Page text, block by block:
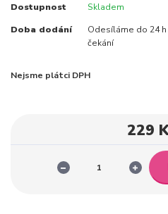
Dostupnost Skladem
Doba dodání
Odesíláme do 24 h
čekání
Nejsme plátci DPH
229